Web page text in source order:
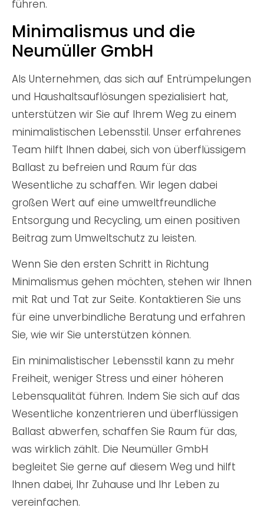
führen.
Minimalismus und die
Neumüller GmbH
Als Unternehmen, das sich auf Entrümpelungen
und Haushaltsauflösungen spezialisiert hat,
unterstützen wir Sie auf Ihrem Weg zu einem
minimalistischen Lebensstil. Unser erfahrenes
Team hilft Ihnen dabei, sich von überflüssigem
Ballast zu befreien und Raum für das
Wesentliche zu schaffen. Wir legen dabei
großen Wert auf eine umweltfreundliche
Entsorgung und Recycling, um einen positiven
Beitrag zum Umweltschutz zu leisten.
Wenn Sie den ersten Schritt in Richtung
Minimalismus gehen möchten, stehen wir Ihnen
mit Rat und Tat zur Seite. Kontaktieren Sie uns
für eine unverbindliche Beratung und erfahren
Sie, wie wir Sie unterstützen können.
Ein minimalistischer Lebensstil kann zu mehr
Freiheit, weniger Stress und einer höheren
Lebensqualität führen. Indem Sie sich auf das
Wesentliche konzentrieren und überflüssigen
Ballast abwerfen, schaffen Sie Raum für das,
was wirklich zählt. Die Neumüller GmbH
begleitet Sie gerne auf diesem Weg und hilft
Ihnen dabei, Ihr Zuhause und Ihr Leben zu
vereinfachen.